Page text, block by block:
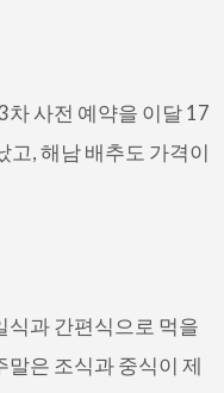
사전 예약을 이달 17
고, 해남 배추도 가격이
식과 간편식으로 먹을
말은 조식과 중식이 제